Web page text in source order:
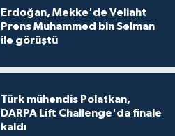
Erdoğan, Mekke'de Veliaht
Prens Muhammed bin Selman
ile görüştü
Türk mühendis Polatkan,
DARPA Lift Challenge'da finale
kaldı